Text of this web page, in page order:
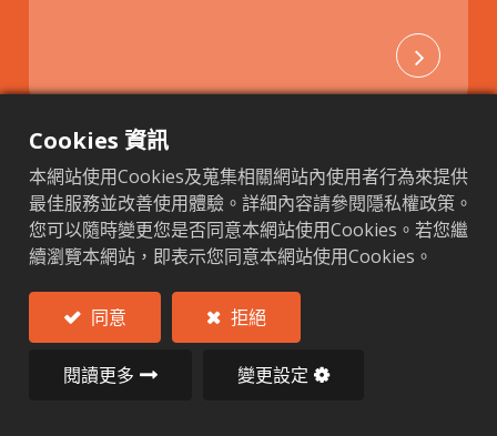
2 技術評估與可行性分析
工程團隊進行設計圖面評估
材料選擇與製程建議（鍛造、擠出、壓鑄）
Cookies 資訊
本網站使用Cookies及蒐集相關網站內使用者行為來提供
最佳服務並改善使用體驗。詳細內容請參閱隱私權政策。
您可以隨時變更您是否同意本網站使用Cookies。若您繼
續瀏覽本網站，即表示您同意本網站使用Cookies。
同意 拒絕
閱讀更多 變更設定